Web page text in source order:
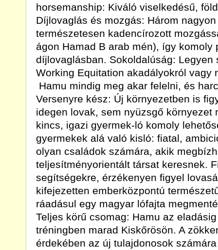
horsemanship: Kiváló viselkedésű,
Díjlovaglás és mozgás: Három
természetesen kadencírozott
ágon Hamad B arab mén), így komoly
díjlovaglásban. Sokoldalúság: Legyen
Working Equitation akadályokról vagy
 Hamu mindig meg akar felelni, és
Versenyre kész: Új környezetben is
idegen lovak, sem nyüzsgő környezet
kincs, igazi gyermek-ló komoly
gyermekek alá való kisló: fiatal,
olyan családok számára, akik
teljesítményorientált társat keresnek.
segítségekre, érzékenyen figyel
kifejezetten emberközpontú
ráadásul egy magyar lófajta
Teljes körű csomag: Hamu az
tréningben marad Kiskőrösön. A
érdekében az új tulajdonosok